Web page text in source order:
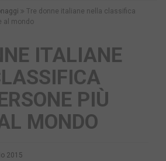
Tre donne italiane nella classifica
al mondo
ITALIANE
PIÙ
MONDO
2015